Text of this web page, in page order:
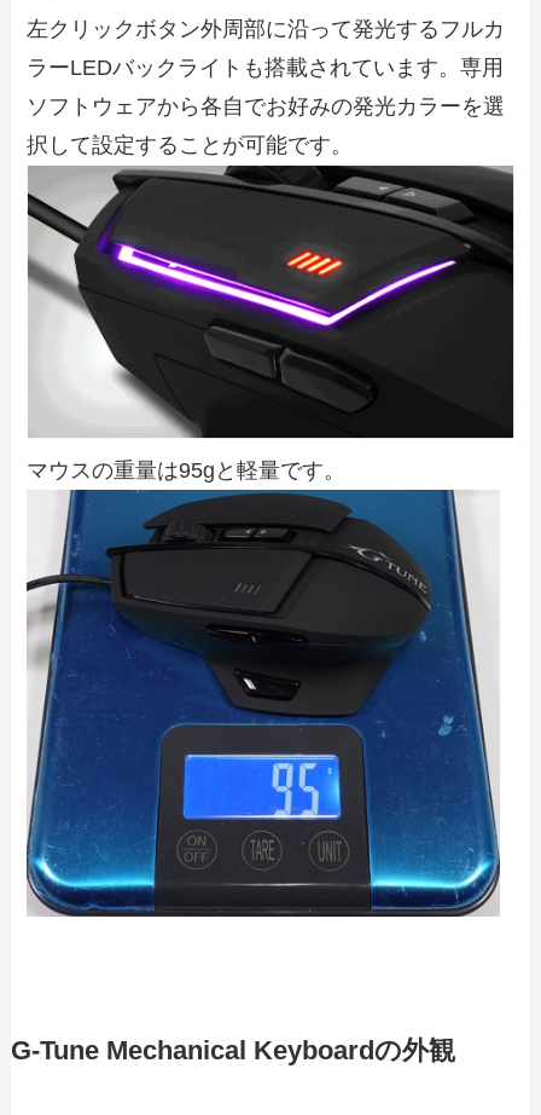
左クリックボタン外周部に沿って発光するフルカ
ラーLEDバックライトも搭載されています。専用
ソフトウェアから各自でお好みの発光カラーを選
択して設定することが可能です。
マウスの重量は95gと軽量です。
G-Tune Mechanical Keyboardの外観